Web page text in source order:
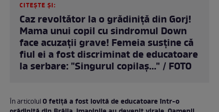
CITEȘTE ȘI:
Caz revoltător la o grădiniță din Gorj!
Mama unui copil cu sindromul Down
face acuzații grave! Femeia susține că
fiul ei a fost discriminat de educatoare
la serbare: "Singurul copilaș..." / FOTO
În articolulO fetiță a fost lovită de educatoare într-o